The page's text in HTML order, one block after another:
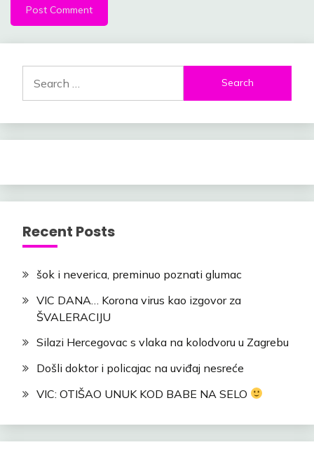
for:
Recent Posts
šok i neverica, preminuo poznati glumac
VIC DANA… Korona virus kao izgovor za
ŠVALERACIJU
Silazi Hercegovac s vlaka na kolodvoru u Zagrebu
Došli doktor i policajac na uviđaj nesreće
VIC: OTIŠAO UNUK KOD BABE NA SELO